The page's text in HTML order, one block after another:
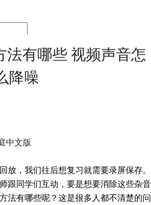
法有哪些 视频声音怎
降噪
中文版
放，我们往后想复习就需要录屏保存。
跟同学们互动，要是想要消除这些杂音
法有哪些呢？这是很多人都不清楚的问